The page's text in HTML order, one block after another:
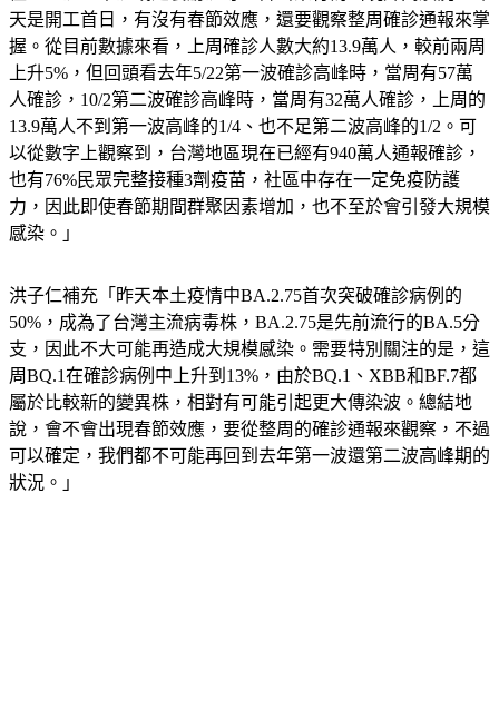
天是開工首日，有沒有春節效應，還要觀察整周確診通報來掌
握。從目前數據來看，上周確診人數大約13.9萬人，較前兩周
上升5%，但回頭看去年5/22第一波確診高峰時，當周有57萬
人確診，10/2第二波確診高峰時，當周有32萬人確診，上周的
13.9萬人不到第一波高峰的1/4、也不足第二波高峰的1/2。可
以從數字上觀察到，台灣地區現在已經有940萬人通報確診，
也有76%民眾完整接種3劑疫苗，社區中存在一定免疫防護
力，因此即使春節期間群聚因素增加，也不至於會引發大規模
感染。」
洪子仁補充「昨天本土疫情中BA.2.75首次突破確診病例的
50%，成為了台灣主流病毒株，BA.2.75是先前流行的BA.5分
支，因此不大可能再造成大規模感染。需要特別關注的是，這
周BQ.1在確診病例中上升到13%，由於BQ.1、XBB和BF.7都
屬於比較新的變異株，相對有可能引起更大傳染波。總結地
說，會不會出現春節效應，要從整周的確診通報來觀察，不過
可以確定，我們都不可能再回到去年第一波還第二波高峰期的
狀況。」